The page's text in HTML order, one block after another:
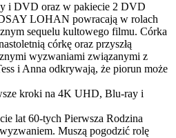
i DVD oraz w pakiecie 2 DVD
LOHAN powracają w rolach
sequelu kultowego filmu. Córka
córkę oraz przyszłą
wyzwaniami związanymi z
i Anna odkrywają, że piorun może
kroki na 4K UHD, Blu-ray i
lat 60-tych Pierwsza Rodzina
Muszą pogodzić rolę